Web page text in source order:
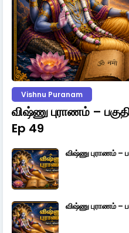
Vishnu Puranam
விஷ்ணு புராணம் –
Ep 49
விஷ்ணு புராணம் –
விஷ்ணு புராணம் –